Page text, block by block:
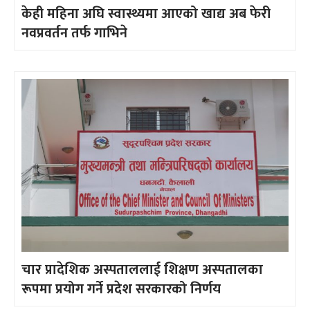
केही महिना अघि स्वास्थ्यमा आएको खाद्य अब फेरी
नवप्रवर्तन तर्फ गाभिने
चार प्रादेशिक अस्पताललाई शिक्षण अस्पतालका
रूपमा प्रयोग गर्ने प्रदेश सरकारको निर्णय